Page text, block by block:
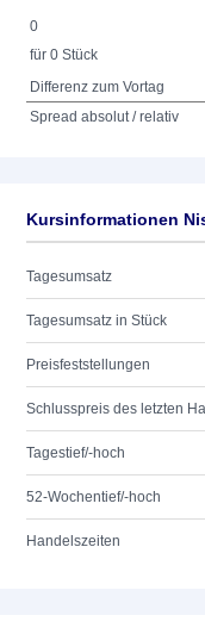
0
für 0 Stück
Differenz zum Vortag
Spread absolut / relativ
Kursinformationen
Tagesumsatz
Tagesumsatz in Stück
Preisfeststellungen
Schlusspreis des letzten
Tagestief/-hoch
52-Wochentief/-hoch
Handelszeiten